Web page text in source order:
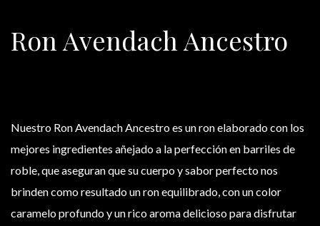
Ron Avendach Ancestro
Nuestro Ron Avendach Ancestro es un ron elaborado con los
mejores ingredientes añejado a la perfección en barriles de
roble, que aseguran que su cuerpo y sabor perfecto nos
brinden como resultado un ron equilibrado, con un color
caramelo profundo y un rico aroma delicioso para disfrutar